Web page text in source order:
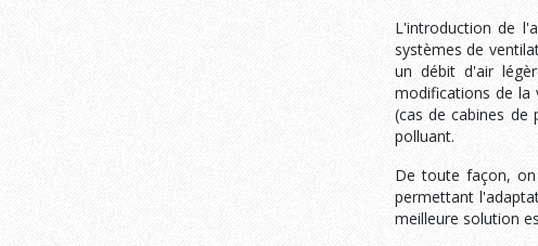
L'introduction de
systèmes de
un débit d'air
modifications de la
(cas de cabines de
polluant.
De toute façon,
permettant
meilleure solution